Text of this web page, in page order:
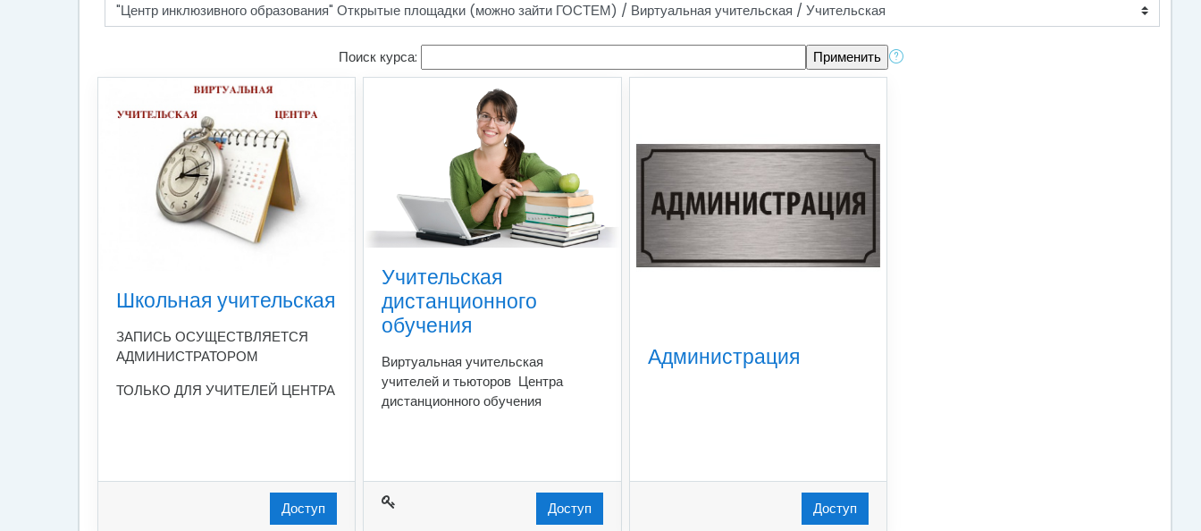
Поиск курса:
Школьная учительская
ЗАПИСЬ ОСУЩЕСТВЛЯЕТСЯ
АДМИНИСТРАТОРОМ
ТОЛЬКО ДЛЯ УЧИТЕЛЕЙ ЦЕНТРА
Доступ
Учительская
дистанционного
обучения
Виртуальная учительская
учителей и тьюторов Центра
дистанционного обучения
Доступ
Администрация
Доступ